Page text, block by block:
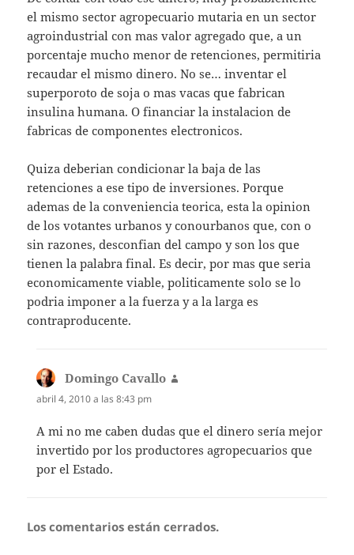
el mismo sector agropecuario mutaria en un sector
agroindustrial con mas valor agregado que, a un
porcentaje mucho menor de retenciones, permitiria
recaudar el mismo dinero. No se… inventar el
superporoto de soja o mas vacas que fabrican
insulina humana. O financiar la instalacion de
fabricas de componentes electronicos.
Quiza deberian condicionar la baja de las
retenciones a ese tipo de inversiones. Porque
ademas de la conveniencia teorica, esta la opinion
de los votantes urbanos y conourbanos que, con o
sin razones, desconfian del campo y son los que
tienen la palabra final. Es decir, por mas que seria
economicamente viable, politicamente solo se lo
podria imponer a la fuerza y a la larga es
contraproducente.
Domingo Cavallo
abril 4, 2010 a las 8:43 pm
A mi no me caben dudas que el dinero sería mejor
invertido por los productores agropecuarios que
por el Estado.
Los comentarios están cerrados.